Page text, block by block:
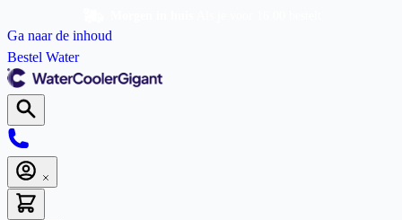
Ga naar de inhoud
Bestel Water